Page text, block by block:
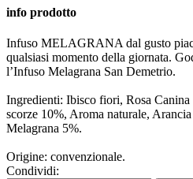
info prodotto
Infuso MELAGRANA dal gusto
qualsiasi momento della giornata.
l’Infuso Melagrana San Demetrio.
Ingredienti: Ibisco fiori, Rosa
scorze 10%, Aroma naturale,
Melagrana 5%.
Origine: convenzionale.
Condividi: